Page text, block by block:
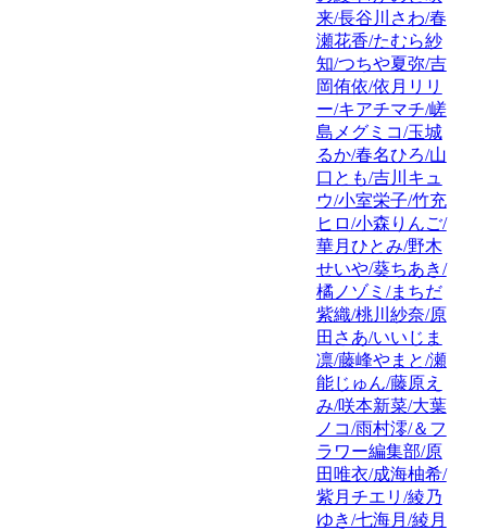
来/長谷川さわ/春
瀬花香/たむら紗
知/つちや夏弥/吉
岡侑依/依月リリ
ー/キアチマチ/嵯
島メグミコ/玉城
るか/春名ひろ/山
口とも/吉川キュ
ウ/小室栄子/竹充
ヒロ/小森りんご/
華月ひとみ/野木
せいや/葵ちあき/
橘ノゾミ/まちだ
紫織/桃川紗奈/原
田さあ/いいじま
凛/藤峰やまと/瀬
能じゅん/藤原え
み/咲本新菜/大葉
ノコ/雨村澪/＆フ
ラワー編集部/原
田唯衣/成海柚希/
紫月チエリ/綾乃
ゆき/七海月/綾月